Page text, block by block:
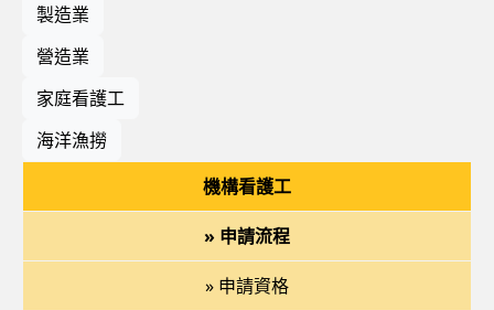
製造業
營造業
家庭看護工
海洋漁撈
機構看護工
» 申請流程
» 申請資格